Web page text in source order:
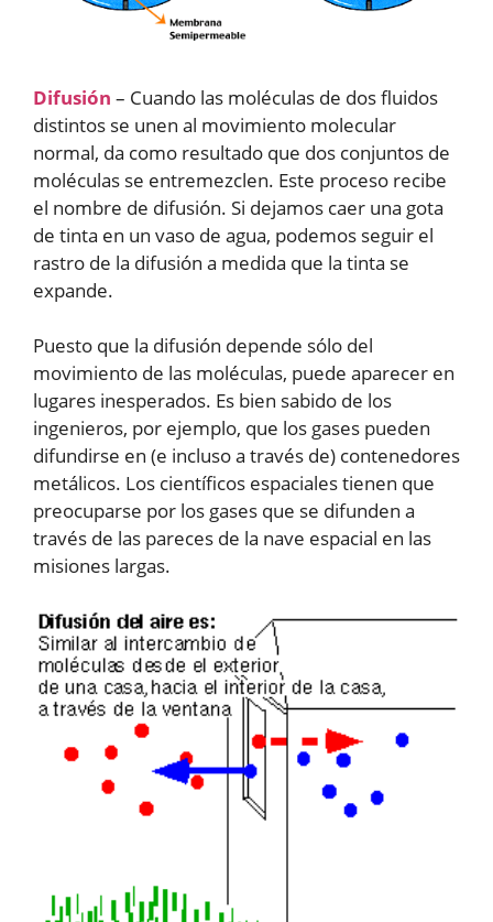
Difusión – Cuando las moléculas de dos fluidos
distintos se unen al movimiento molecular
normal, da como resultado que dos conjuntos de
moléculas se entremezclen. Este proceso recibe
el nombre de difusión. Si dejamos caer una gota
de tinta en un vaso de agua, podemos seguir el
rastro de la difusión a medida que la tinta se
expande.
Puesto que la difusión depende sólo del
movimiento de las moléculas, puede aparecer en
lugares inesperados. Es bien sabido de los
ingenieros, por ejemplo, que los gases pueden
difundirse en (e incluso a través de) contenedores
metálicos. Los científicos espaciales tienen que
preocuparse por los gases que se difunden a
través de las pareces de la nave espacial en las
misiones largas.